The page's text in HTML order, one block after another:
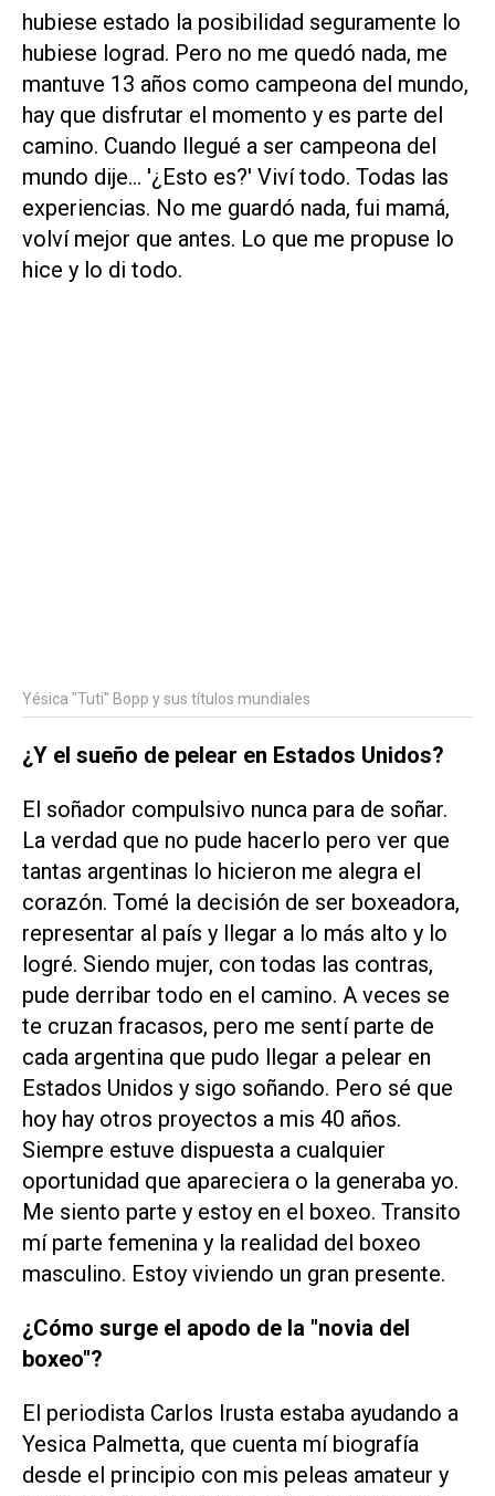
hubiese estado la posibilidad seguramente lo
hubiese lograd. Pero no me quedó nada, me
mantuve 13 años como campeona del mundo,
hay que disfrutar el momento y es parte del
camino. Cuando llegué a ser campeona del
mundo dije... '¿Esto es?' Viví todo. Todas las
experiencias. No me guardó nada, fui mamá,
volví mejor que antes. Lo que me propuse lo
hice y lo di todo.
Yésica "Tuti" Bopp y sus títulos mundiales
¿Y el sueño de pelear en Estados Unidos?
El soñador compulsivo nunca para de soñar.
La verdad que no pude hacerlo pero ver que
tantas argentinas lo hicieron me alegra el
corazón. Tomé la decisión de ser boxeadora,
representar al país y llegar a lo más alto y lo
logré. Siendo mujer, con todas las contras,
pude derribar todo en el camino. A veces se
te cruzan fracasos, pero me sentí parte de
cada argentina que pudo llegar a pelear en
Estados Unidos y sigo soñando. Pero sé que
hoy hay otros proyectos a mis 40 años.
Siempre estuve dispuesta a cualquier
oportunidad que apareciera o la generaba yo.
Me siento parte y estoy en el boxeo. Transito
mí parte femenina y la realidad del boxeo
masculino. Estoy viviendo un gran presente.
¿Cómo surge el apodo de la "novia del
boxeo"?
El periodista Carlos Irusta estaba ayudando a
Yesica Palmetta, que cuenta mí biografía
desde el principio con mis peleas amateur y